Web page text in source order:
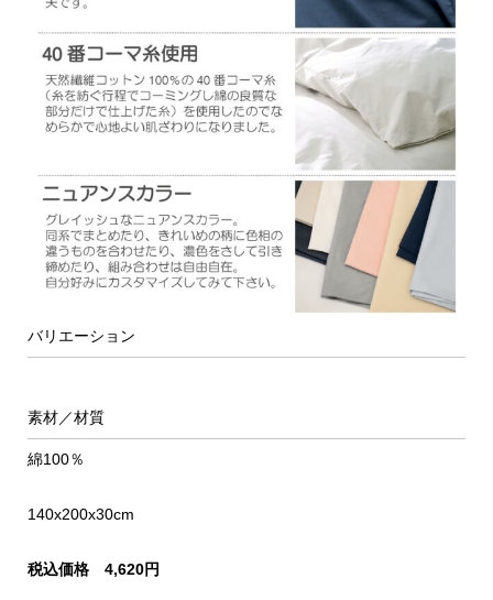
バリエーション
素材／材質
綿100％
140x200x30cm
税込価格 4,620円